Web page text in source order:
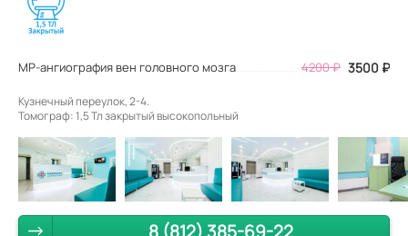
МР-ангиография вен головного мозга 4200₽ 3500 ₽
Кузнечный переулок, 2-4.
Томограф: 1,5 Тл закрытый высокопольный